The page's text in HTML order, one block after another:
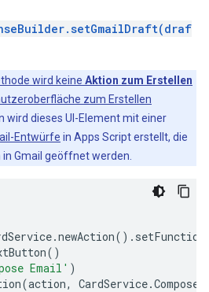
wird keine Aktion zum Erstellen
zum Erstellen
wird dieses UI-Element mit einer
Entwürfe in Apps Script erstellt, die
Gmail geöffnet werden.
.newAction().
()
Email' )
(action, CardService.